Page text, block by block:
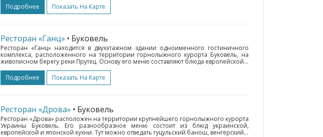
Подробнее
Показать На Карте
Ресторан «Ганц» • Буковель
Ресторан «Ганц» находится в двухэтажном здании одноименного гостиничного
комплекса, расположенного на территории горнолыжного курорта Буковель, на
живописном берегу реки Прутец. Основу его меню составляют блюда европейской...
Подробнее
Показать На Карте
Ресторан «Дрова» • Буковель
Ресторан «Дрова» расположен на территории крупнейшего горнолыжного курорта
Украины Буковель. Его разнообразное меню состоит из блюд украинской,
европейской и японской кухни. Тут можно отведать гуцульский банош, венгерский...